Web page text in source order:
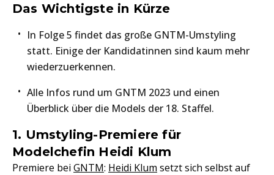
Das Wichtigste in Kürze
In Folge 5 findet das große GNTM-Umstyling
statt. Einige der Kandidatinnen sind kaum mehr
wiederzuerkennen.
Alle Infos rund um GNTM 2023 und einen
Überblick über die Models der 18. Staffel.
1. Umstyling-Premiere für
Modelchefin Heidi Klum
Premiere bei GNTM: Heidi Klum setzt sich selbst auf